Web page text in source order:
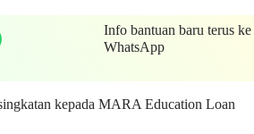
Info bantuan baru terus ke
WhatsApp
kepada MARA Education Loan